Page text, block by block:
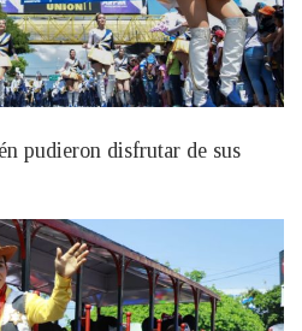
pudieron disfrutar de sus